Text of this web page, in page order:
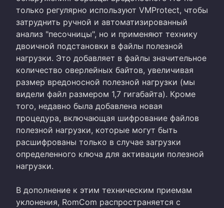
только регулярно используют VMProtect, чтобы
затруднить ручной и автоматизированный
анализ "песочницы", но и применяют технику
двоичной подстановки в файлы полезной
нагрузки. Это добавляет в файлы значительное
количество оверлейных байтов, увеличивая
размер вредоносной полезной нагрузки (мы
видели файл размером 1,7 гигабайта). Кроме
того, недавно была добавлена новая
процедура, включающая шифрование файлов
полезной нагрузки, которые могут быть
расшифрованы только в случае загрузки
определенного ключа для активации полезной
нагрузки.
В дополнение к этим техническим приемам
уклонения, RomCom распространяется с